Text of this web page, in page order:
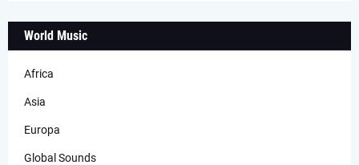
World Music
Africa
Asia
Europa
Global Sounds